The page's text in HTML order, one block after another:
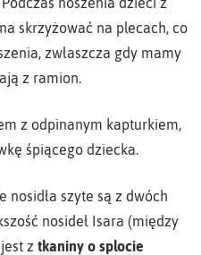
skrzyżować na plecach, co
zwłaszcza gdy mamy
z ramion.
z odpinanym kapturkiem,
śpiącego dziecka.
nosidła szyte są z dwóch
nosideł Isara (między
z tkaniny o splocie